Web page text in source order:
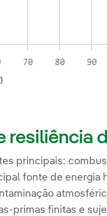
resiliência
principais:
fonte de energia
primas finitas e